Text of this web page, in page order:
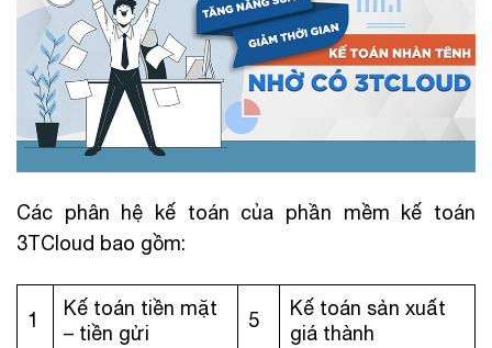
Các phân hệ kế toán của phần mềm kế toán
3TCloud bao gồm:
1
Kế toán tiền mặt
– tiền gửi
5
Kế toán sản xuất
giá thành